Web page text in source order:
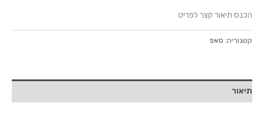
הכנס תיאור קצר לפריט
קטגוריה: סאפ
תיאור